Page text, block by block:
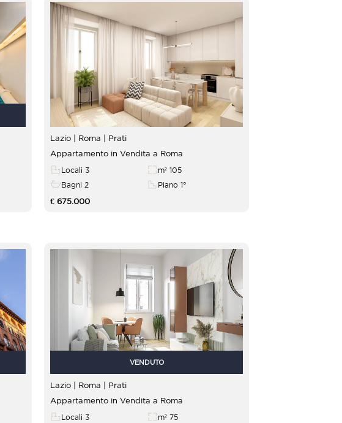
Prati
Appartamento in Vendita a Roma
Locali 3
m² 105
Bagni 2
Piano 1°
€ 675.000
VENDUTO
Prati
Appartamento in Vendita a Roma
Locali 3
m² 75